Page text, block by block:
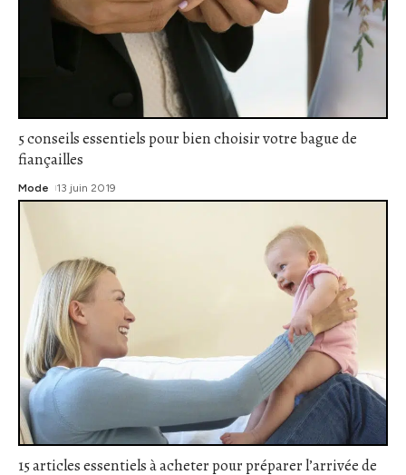
5 conseils essentiels pour bien choisir votre bague de
fiançailles
Mode 13 juin 2019
15 articles essentiels à acheter pour préparer l’arrivée de